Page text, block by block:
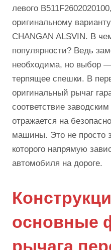
левого
оригинальному
CHANGAN ALSVIN. В
популярности? Ведь
необходима, но выбор
терпящее спешки. В
оригинальный рычаг
соответствие
отражается на
машины. Это не просто
которого напрямую
автомобиля на дороге.
основные
рычага